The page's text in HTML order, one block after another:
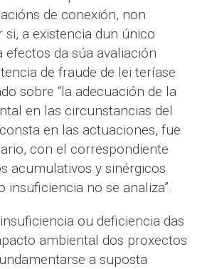
de conexión, non
a existencia dun único
da súa avaliación
de fraude de lei teríase
sobre “la adecuación de la
en las circunstancias del
en las actuaciones, fue
con el correspondiente
acumulativos y sinérgicos
insuficiencia no se analiza”.
ou deficiencia das
ambiental dos proxectos
a suposta